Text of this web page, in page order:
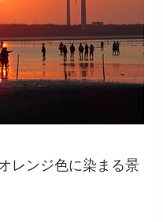
レンジ色に染まる景